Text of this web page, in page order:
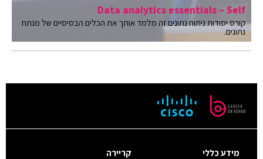
Data analytics essentials – Self
קורס יסודות ניתוח נתונים זה מלמד אותך את הכלים הבסיסיים של מנתח
נתונים.
מידע כללי
קריירה